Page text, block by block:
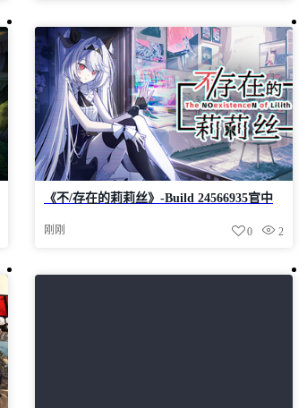
《不/存在的莉莉丝》-Build 24566935官中
刚刚 2
0